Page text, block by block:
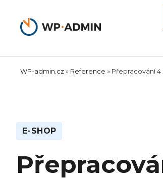
obsah
WP-admin.cz » Reference » Přepracování 4
E-SHOP